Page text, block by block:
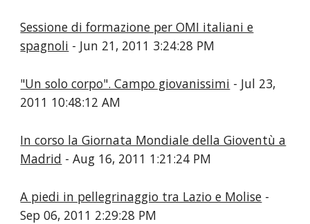
Sessione di formazione per OMI italiani e
spagnoli - Jun 21, 2011 3:24:28 PM
"Un solo corpo". Campo giovanissimi - Jul 23,
2011 10:48:12 AM
In corso la Giornata Mondiale della Gioventù a
Madrid - Aug 16, 2011 1:21:24 PM
A piedi in pellegrinaggio tra Lazio e Molise -
Sep 06, 2011 2:29:28 PM